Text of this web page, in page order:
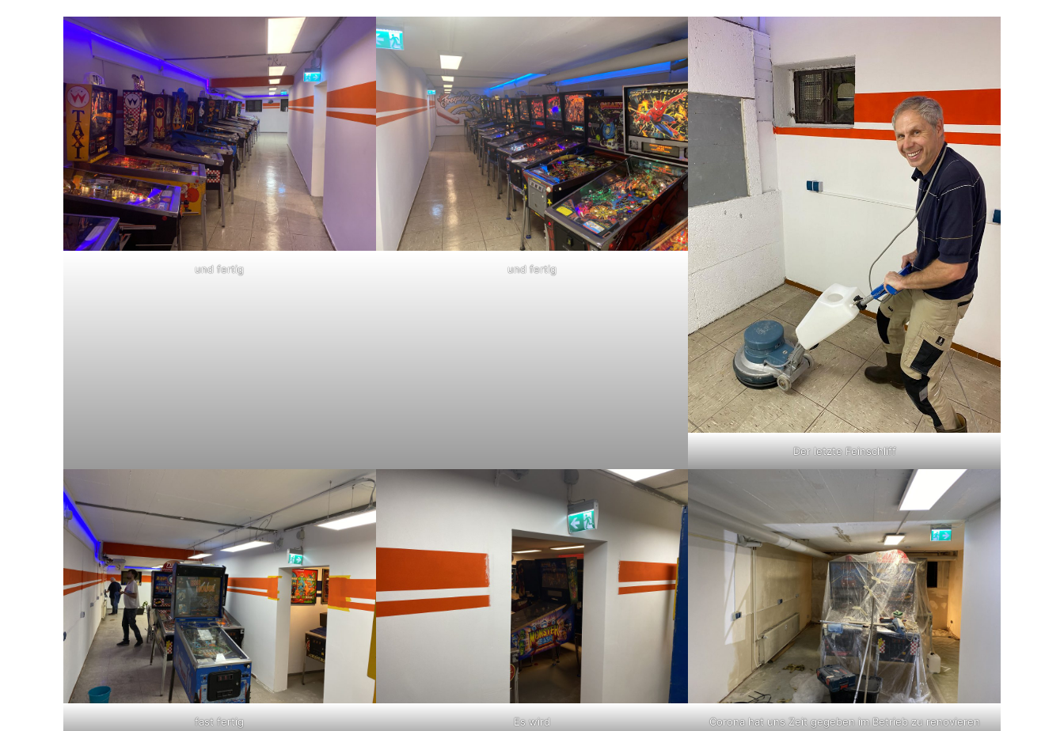
und fertig und fertig
Der letzte Feinschliff
fast fertig Es wird Corona hat uns Zeit gegeben im Betrieb zu renovieren